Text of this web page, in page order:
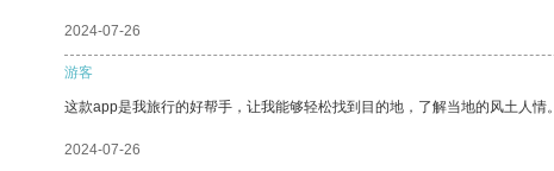
2024-07-26
游客
这款app是我旅行的好帮手，让我能够轻松找到目的地，了解当地的风土人情。
2024-07-26